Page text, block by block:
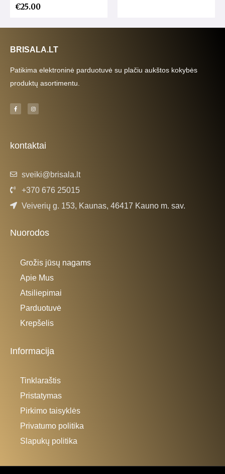
€25.00
BRISALA.LT
Patikima elektroninė parduotuvė su plačiu aukštos kokybės
produktų asortimentu.
F
a
c
-
f
I
n
s
m
kontaktai
sveiki@brisala.lt
+370 676 25015
Veiverių g. 153, Kaunas, 46417 Kauno m. sav.
Nuorodos
Grožis jūsų nagams
Apie Mus
Atsiliepimai
Parduotuvė
Krepšelis
Informacija
Tinklaraštis
Pristatymas
Pirkimo taisyklės
Privatumo politika
Slapukų politika